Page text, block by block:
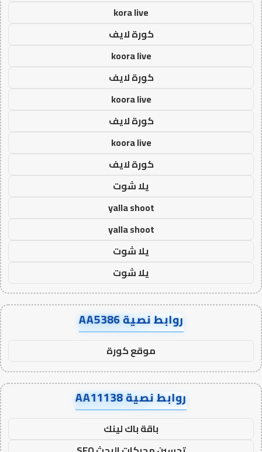
kora live
كورة لايف
koora live
كورة لايف
koora live
كورة لايف
koora live
كورة لايف
يلا شوت
yalla shoot
yalla shoot
يلا شوت
يلا شوت
روابط نصية AA5386
موقع كورة
روابط نصية AA11138
باقة باك لينك